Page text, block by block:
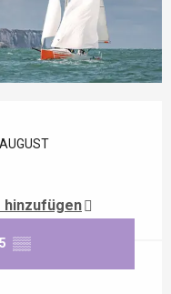
AUGUST
hinzufügen
▒▒